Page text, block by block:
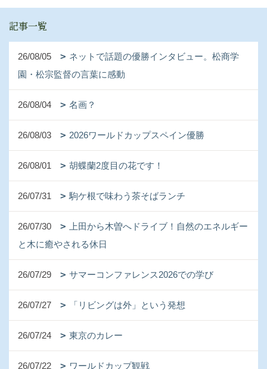
記事一覧
26/08/05
ネットで話題の優勝インタビュー。松商学
園・松宗監督の言葉に感動
26/08/04 名画？
26/08/03 2026ワールドカップスペイン優勝
26/08/01 胡蝶蘭2度目の花です！
26/07/31 駒ケ根で味わう茶そばランチ
26/07/30
上田から木曽へドライブ！自然のエネルギー
と木に癒やされる休日
26/07/29 サマーコンファレンス2026での学び
26/07/27 「リビングは外」という発想
26/07/24 東京のカレー
26/07/22 ワールドカップ観戦